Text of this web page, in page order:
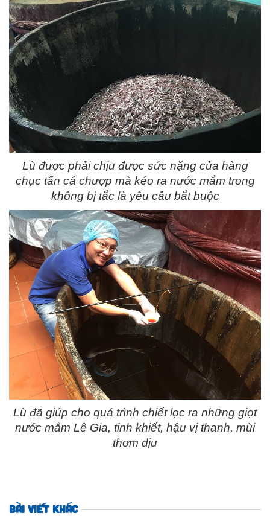
Lù được phải chịu được sức nặng của hàng
chục tấn cá chượp mà kéo ra nước mắm trong
không bị tắc là yêu cầu bắt buộc
Lù đã giúp cho quá trình chiết lọc ra những giọt
nước mắm Lê Gia, tinh khiết, hậu vị thanh, mùi
thơm dịu
BÀI VIẾT KHÁC